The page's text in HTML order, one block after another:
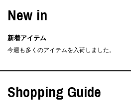
New in
新着アイテム
今週も多くのアイテムを入荷しました。
Shopping Guide